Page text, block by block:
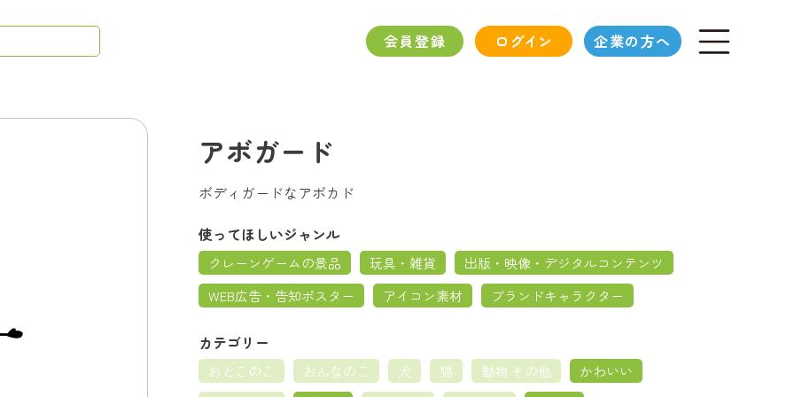
会員登録 ログイン 企業の方へ
アボガード
ボディガードなアボカド
使ってほしいジャンル
クレーンゲームの景品 玩具・雑貨
出版・映像・デジタルコンテンツ
WEB広告・告知ポスター
アイコン素材 ブランドキャラクター
カテゴリー
おとこのこ おんなのこ 犬 猫 動物 その他
かわいい